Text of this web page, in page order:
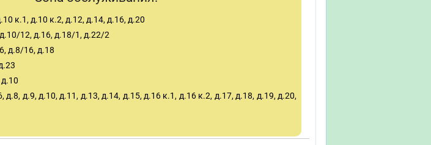
к.1, д.10 к.2, д.12, д.14, д.16, д.20
12, д.16, д.18/1, д.22/2
д.8/16, д.18
д.8, д.9, д.10, д.11, д.13, д.14, д.15, д.16 к.1, д.16 к.2, д.17, д.18, д.19, д.20,